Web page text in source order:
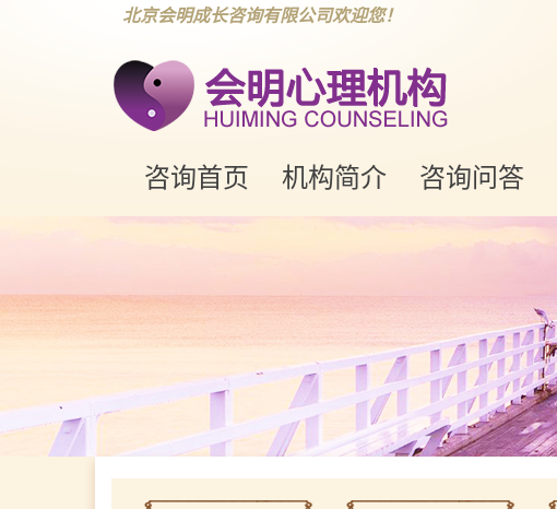
北京会明成长咨询有限公司欢迎您！
咨询首页 机构简介 咨询问答